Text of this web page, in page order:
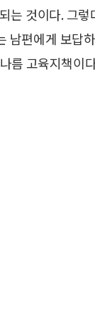
는 것이다. 그렇
남편에게 보답
름 고육지책이